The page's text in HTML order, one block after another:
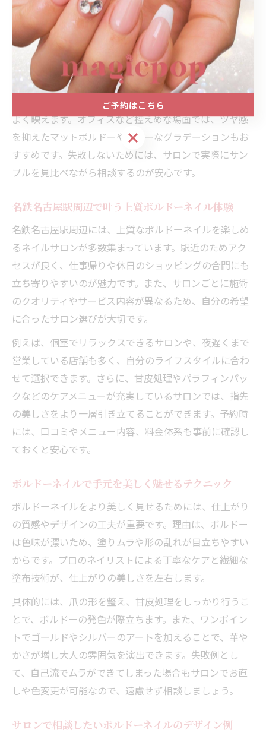
す。なぜなら、ボルドーと一口に言っても、赤みが強い
ものからブラウンに近いものまでバリエーションが豊富
だからです。肌の色や普段のファッション、シーンによ
って最適なボルドーが異なります。
例えば、明るめの肌色の方はややピンクがかったボルド
ーを、健康的な肌色の方は深みのあるワインレッド系が
よく映えます。オフィスなど控えめな場面では、ツヤ感
を抑えたマットボルドーやシアーなグラデーションもお
すすめです。失敗しないためには、サロンで実際にサン
プルを見比べながら相談するのが安心です。
名鉄名古屋駅周辺で叶う上質ボルドーネイル体験
名鉄名古屋駅周辺には、上質なボルドーネイルを楽しめ
るネイルサロンが多数集まっています。駅近のためアク
セスが良く、仕事帰りや休日のショッピングの合間にも
立ち寄りやすいのが魅力です。また、サロンごとに施術
のクオリティやサービス内容が異なるため、自分の希望
に合ったサロン選びが大切です。
例えば、個室でリラックスできるサロンや、夜遅くまで
営業している店舗も多く、自分のライフスタイルに合わ
せて選択できます。さらに、甘皮処理やパラフィンパッ
クなどのケアメニューが充実しているサロンでは、指先
の美しさをより一層引き立てることができます。予約時
には、口コミやメニュー内容、料金体系も事前に確認し
ておくと安心です。
ボルドーネイルで手元を美しく魅せるテクニック
ボルドーネイルをより美しく見せるためには、仕上がり
の質感やデザインの工夫が重要です。理由は、ボルドー
は色味が濃いため、塗りムラや形の乱れが目立ちやすい
からです。プロのネイリストによる丁寧なケアと繊細な
塗布技術が、仕上がりの美しさを左右します。
具体的には、爪の形を整え、甘皮処理をしっかり行うこ
とで、ボルドーの発色が際立ちます。また、ワンポイン
トでゴールドやシルバーのアートを加えることで、華や
かさが増し大人の雰囲気を演出できます。失敗例とし
て、自己流でムラができてしまった場合もサロンでお直
しや色変更が可能なので、遠慮せず相談しましょう。
サロンで相談したいボルドーネイルのデザイン例
ご予約はこちら
ご予約はこちら